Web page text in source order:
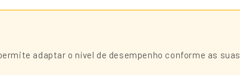
adaptar o nível de desempenho conforme as suas